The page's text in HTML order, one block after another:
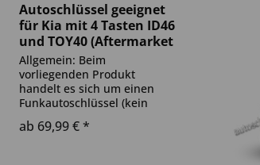
Autoschlüssel geeignet
für Kia mit 4 Tasten ID46
und TOY40 (Aftermarket
Produkt)
Allgemein: Beim
vorliegenden Produkt
handelt es sich um einen
Funkautoschlüssel (kein
Original). Es ist eine
Wegfahrsperre
ab 69,99 € *